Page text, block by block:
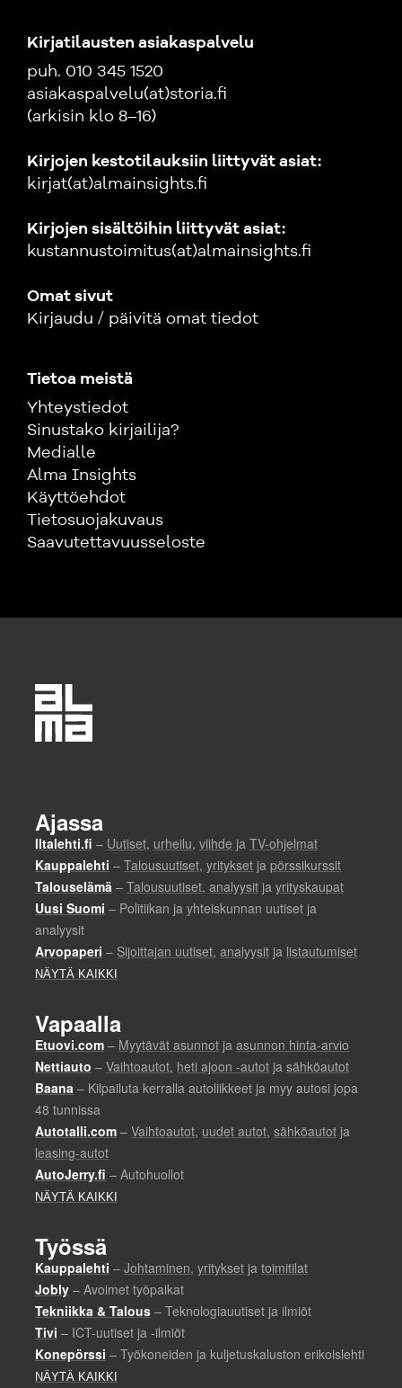
Kirjatilausten asiakaspalvelu
puh. 010 345 1520
asiakaspalvelu(at)storia.fi
(arkisin klo 8–16)
Kirjojen kestotilauksiin liittyvät asiat:
kirjat(at)almainsights.fi
Kirjojen sisältöihin liittyvät asiat:
kustannustoimitus(at)almainsights.fi
Omat sivut
Kirjaudu / päivitä omat tiedot
Tietoa meistä
Yhteystiedot
Sinustako kirjailija?
Medialle
Alma Insights
Käyttöehdot
Tietosuojakuvaus
Saavutettavuusseloste